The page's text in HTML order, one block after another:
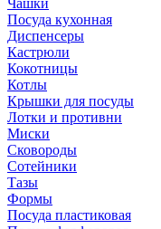
Чашки
Посуда кухонная
Диспенсеры
Кастрюли
Кокотницы
Котлы
Крышки для посуды
Лотки и противни
Миски
Сковороды
Сотейники
Тазы
Формы
Посуда пластиковая